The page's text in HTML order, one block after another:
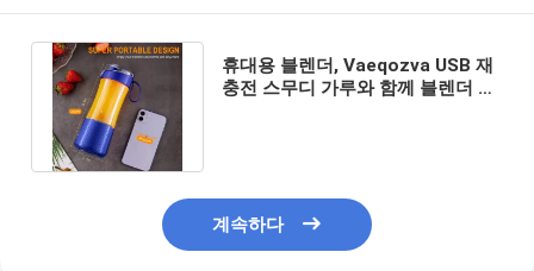
휴대용 블렌더, Vaeqozva USB 재
충전 스무디 가루와 함께 블렌더 컵,
계속하다